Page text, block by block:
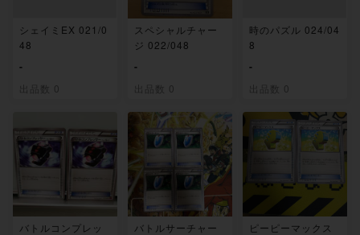
シェイミEX 021/0
48
-
出品数 0
スペシャルチャー
ジ 022/048
-
出品数 0
時のパズル 024/04
8
-
出品数 0
バトルコンプレッ
バトルサーチャー
ピーピーマックス